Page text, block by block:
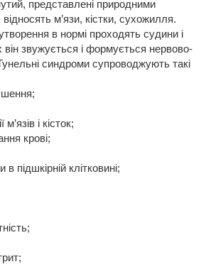
представлені природними
м’язи, кістки, сухожилля.
в нормі проходять судини і
він звужується і формується нервово-
синдроми супроводжують такі
і кісток;
крові;
підшкірній клітковині;